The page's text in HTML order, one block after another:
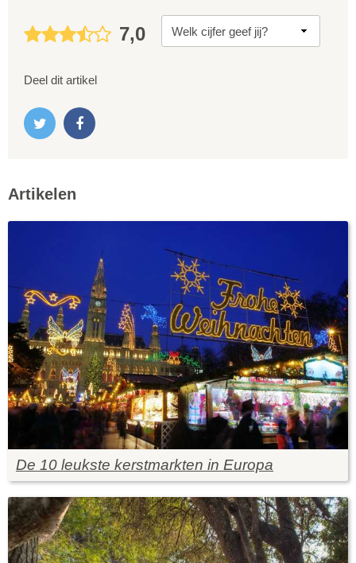
7,0
Deel dit artikel
Artikelen
De 10 leukste kerstmarkten in Europa